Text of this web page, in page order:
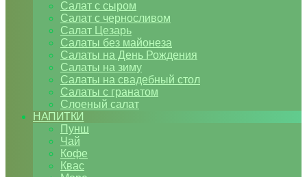
Салат с сыром
Салат с черносливом
Салат Цезарь
Салаты без майонеза
Салаты на День Рождения
Салаты на зиму
Салаты на свадебный стол
Салаты с гранатом
Слоеный салат
НАПИТКИ
Пунш
Чай
Кофе
Квас